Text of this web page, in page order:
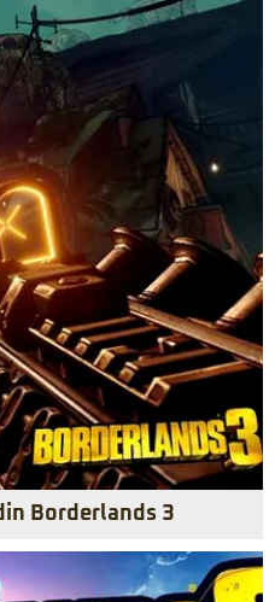
Borderlands 3